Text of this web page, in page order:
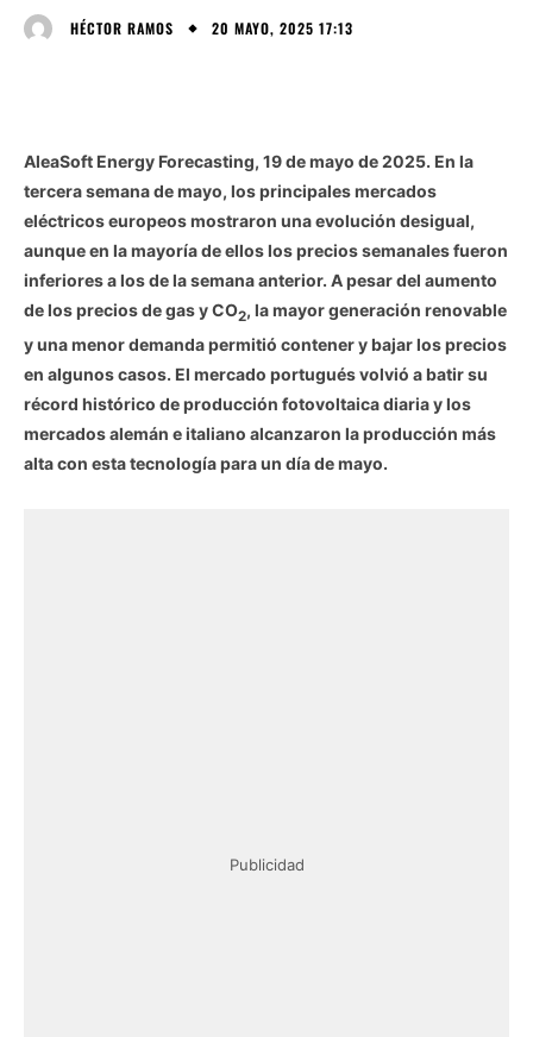
HÉCTOR RAMOS 20 MAYO, 2025 17:13
AleaSoft Energy Forecasting, 19 de mayo de 2025. En la
tercera semana de mayo, los principales mercados
eléctricos europeos mostraron una evolución desigual,
aunque en la mayoría de ellos los precios semanales fueron
inferiores a los de la semana anterior. A pesar del aumento
de los precios de gas y CO2, la mayor generación renovable
y una menor demanda permitió contener y bajar los precios
en algunos casos. El mercado portugués volvió a batir su
récord histórico de producción fotovoltaica diaria y los
mercados alemán e italiano alcanzaron la producción más
alta con esta tecnología para un día de mayo.
Publicidad